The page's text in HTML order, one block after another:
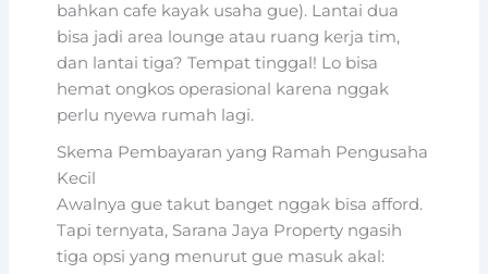
bahkan cafe kayak usaha gue). Lantai dua
bisa jadi area lounge atau ruang kerja tim,
dan lantai tiga? Tempat tinggal! Lo bisa
hemat ongkos operasional karena nggak
perlu nyewa rumah lagi.
Skema Pembayaran yang Ramah Pengusaha
Kecil
Awalnya gue takut banget nggak bisa afford.
Tapi ternyata, Sarana Jaya Property ngasih
tiga opsi yang menurut gue masuk akal: